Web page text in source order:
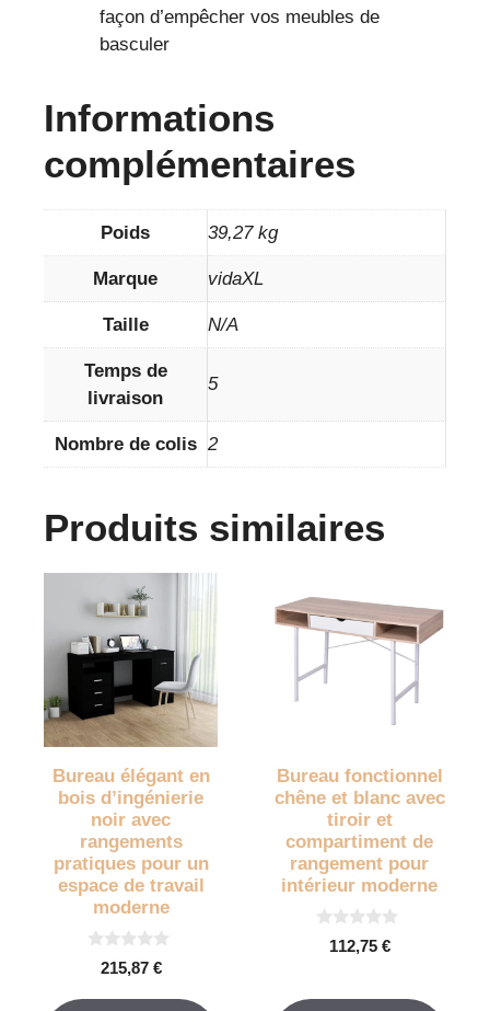
façon d’empêcher vos meubles de
basculer
Informations
complémentaires
Poids 39,27 kg
Marque vidaXL
Taille N/A
Temps de
livraison
5
Nombre de colis 2
Produits similaires
Bureau élégant en
bois d’ingénierie
noir avec
rangements
pratiques pour un
espace de travail
moderne
s215,87 €
Bureau fonctionnel
chêne et blanc avec
tiroir et
compartiment de
rangement pour
intérieur moderne
s
5
112,75 €